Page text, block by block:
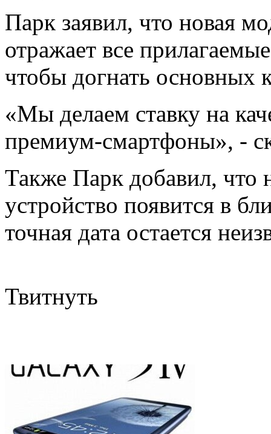
Парк заявил, что новая
отражает все
чтобы догнать основных
«Мы делаем ставку на
премиум-смартфоны», -
Также Парк добавил, что
устройство появится в
точная дата остается
Твитнуть